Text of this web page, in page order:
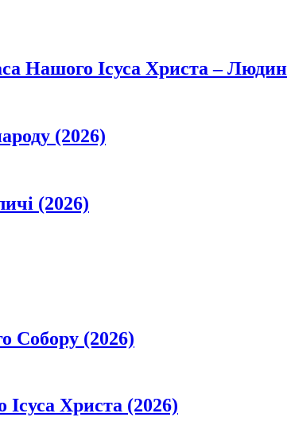
Нашого Ісуса Христа –
(2026)
(2026)
Собору (2026)
Ісуса Христа (2026)